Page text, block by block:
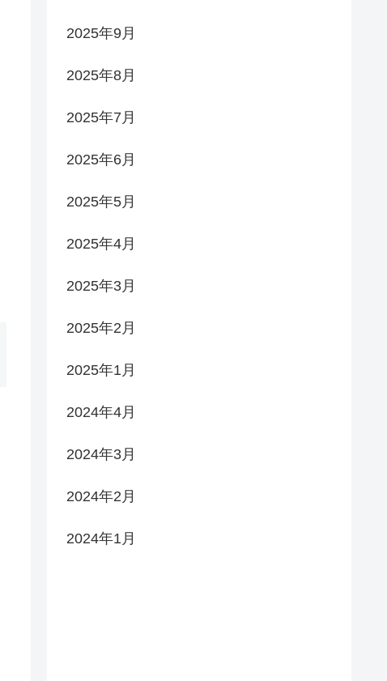
2025年9月
2025年8月
2025年7月
2025年6月
2025年5月
2025年4月
2025年3月
2025年2月
2025年1月
2024年4月
2024年3月
2024年2月
2024年1月